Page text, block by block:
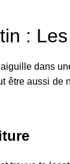
:
dans
être aussi de